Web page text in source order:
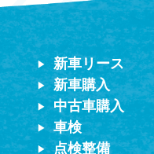
新車リース
新車購入
中古車購入
車検
点検整備